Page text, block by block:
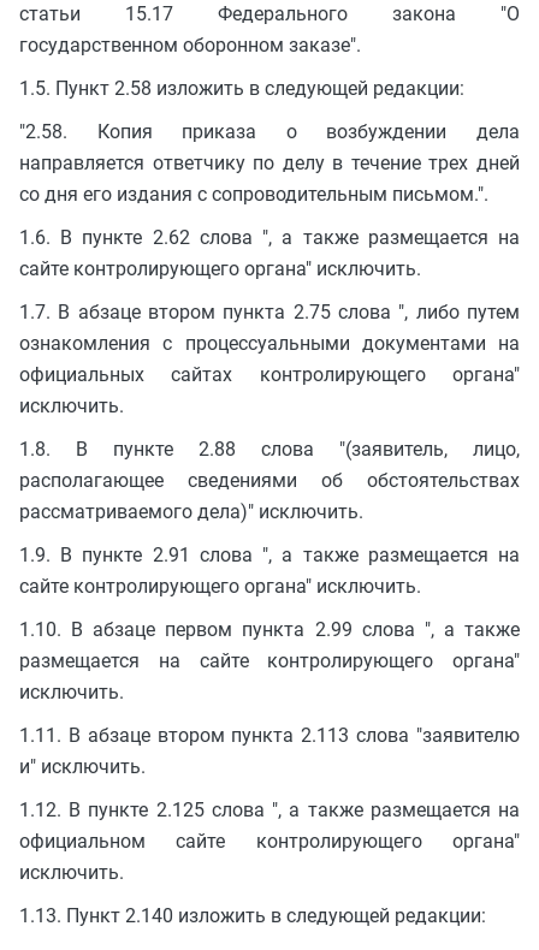
статьи 15.17 Федерального закона "О
государственном оборонном заказе".
1.5. Пункт 2.58 изложить в следующей редакции:
"2.58. Копия приказа о возбуждении дела
направляется ответчику по делу в течение трех дней
со дня его издания с сопроводительным письмом.".
1.6. В пункте 2.62 слова ", а также размещается на
сайте контролирующего органа" исключить.
1.7. В абзаце втором пункта 2.75 слова ", либо путем
ознакомления с процессуальными документами на
официальных сайтах контролирующего органа"
исключить.
1.8. В пункте 2.88 слова "(заявитель, лицо,
располагающее сведениями об обстоятельствах
рассматриваемого дела)" исключить.
1.9. В пункте 2.91 слова ", а также размещается на
сайте контролирующего органа" исключить.
1.10. В абзаце первом пункта 2.99 слова ", а также
размещается на сайте контролирующего органа"
исключить.
1.11. В абзаце втором пункта 2.113 слова "заявителю
и" исключить.
1.12. В пункте 2.125 слова ", а также размещается на
официальном сайте контролирующего органа"
исключить.
1.13. Пункт 2.140 изложить в следующей редакции: